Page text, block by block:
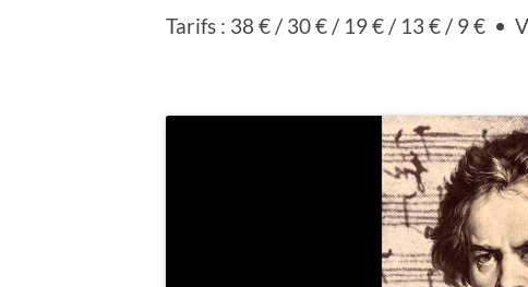
Tarifs : 38 € / 30 € / 19 € / 13 € / 9 € •